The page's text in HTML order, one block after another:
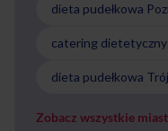
dieta pudełkowa
catering
dieta pudełkowa
Zobacz wszystkie